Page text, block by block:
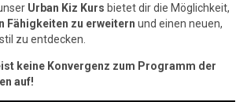
Urban Kiz Kurs bietet dir die Möglichkeit,
Fähigkeiten zu erweitern und einen neuen,
zu entdecken.
keine Konvergenz zum Programm der
auf!